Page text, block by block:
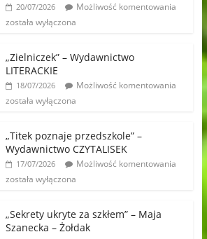
20/07/2026
Możliwość komentowania
została wyłączona
„Zielniczek” – Wydawnictwo
LITERACKIE
18/07/2026
Możliwość komentowania
została wyłączona
„Titek poznaje przedszkole” –
Wydawnictwo CZYTALISEK
17/07/2026
Możliwość komentowania
została wyłączona
„Sekrety ukryte za szkłem” – Maja
Szanecka – Żołdak